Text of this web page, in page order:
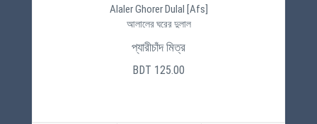
Alaler Ghorer Dulal [Afs]
আলালের ঘরের দুলাল
প্যারীচাঁদ মিত্র
BDT 125.00